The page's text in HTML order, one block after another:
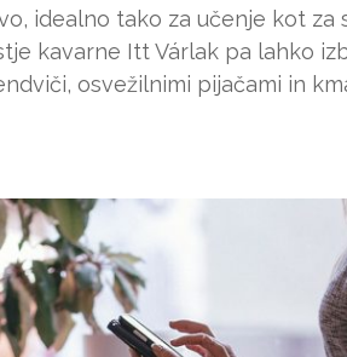
idealno tako za učenje kot za
kavarne Itt Várlak pa lahko
osvežilnimi pijačami in